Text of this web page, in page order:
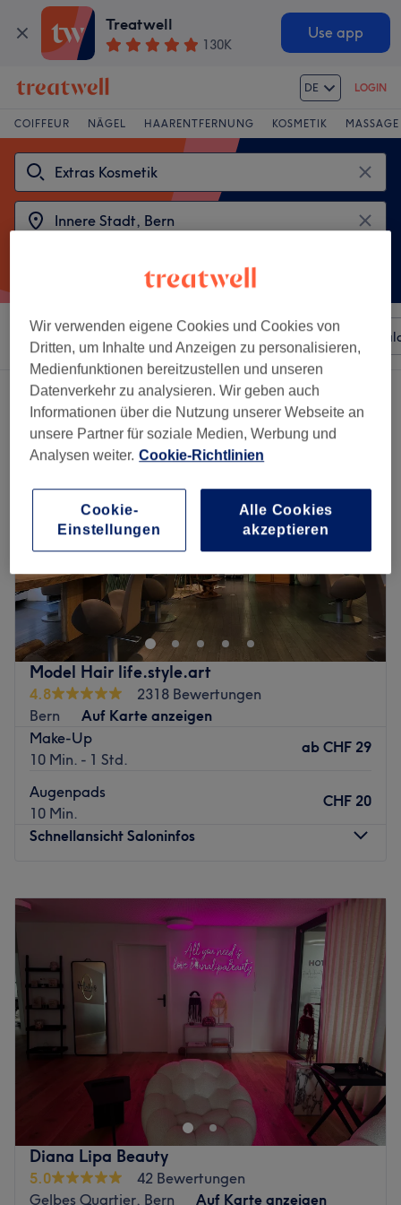
Treatwell
130K
Use app
DE LOGIN
COIFFEUR NÄGEL HAARENTFERNUNG KOSMETIK MASSAGE
Sortieren nach Beliebiger Preis Besonderheiten
2 Salons die anbieten:extras kosmetik in Innere Stadt, Bern
Model Hair life.style.art
4.8
2318 Bewertungen
Bern
Auf Karte anzeigen
Make-Up
10 Min. - 1 Std.
ab CHF 29
Augenpads
10 Min.
CHF 20
Schnellansicht Saloninfos
18:30
09:00–18:30
09:00 –18:30
Freitag
09:00 –18:30
Samstag
09:00 –16:00
Sonntag
Geschlossen
Willkommen bei Modelhair life.style.art, deinem Spot für
ganzheitliche Schönheit und Entspannung in Bern. In
diesem Salon verschmilzt die Tradition der Haute Coiffure
mit einem modernen, nachhaltigen Lifestyle-Konzept,
damit du dich rundum wohlfühlst. Die Räumlichkeiten
bestechen durch natürliche Elemente wie einen massiven
Eichentisch und viel Grün, was eine Atmosphäre der Ruhe
Diana Lipa Beauty
5.0
42 Bewertungen
Gelbes Quartier, Bern
Auf Karte anzeigen
Wir verwenden eigene Cookies und Cookies von
Dritten, um Inhalte und Anzeigen zu personalisieren,
Medienfunktionen bereitzustellen und unseren
Datenverkehr zu analysieren. Wir geben auch
Informationen über die Nutzung unserer Webseite an
unsere Partner für soziale Medien, Werbung und
Analysen weiter. Cookie-Richtlinien
Alle Cookies
akzeptieren
Cookie-
Einstellungen